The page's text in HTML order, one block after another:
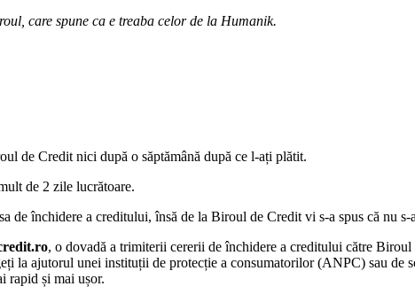
care spune ca e treaba celor de la Humanik.
de Credit nici după o săptămână după ce l-ați plătit.
de 2 zile lucrătoare.
închidere a creditului, însă de la Biroul de Credit vi s-a spus că nu s-
, o dovadă a trimiterii cererii de închidere a creditului către Biroul
la ajutorul unei instituții de protecție a consumatorilor (ANPC) sau
rapid și mai ușor.